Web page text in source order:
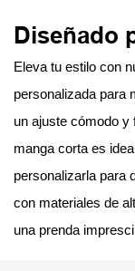
Diseñado
Eleva tu estilo con
personalizada para
un ajuste cómodo
manga corta es
personalizarla para
con materiales de
una prenda